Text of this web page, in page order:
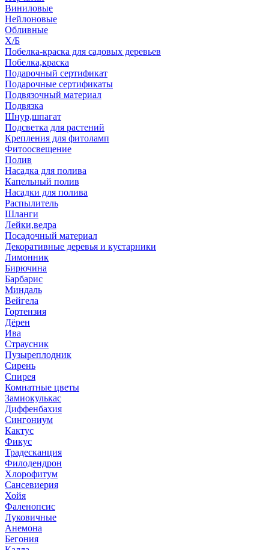
Виниловые
Нейлоновые
Обливные
Х/Б
Побелка-краска для садовых деревьев
Побелка,краска
Подарочный сертификат
Подарочные сертификаты
Подвязочный материал
Подвязка
Шнур,шпагат
Подсветка для растений
Крепления для фитоламп
Фитоосвещение
Полив
Насадка для полива
Капельный полив
Насадки для полива
Распылитель
Шланги
Лейки,ведра
Посадочный материал
Декоративные деревья и кустарники
Лимонник
Бирючина
Барбарис
Миндаль
Вейгела
Гортензия
Дёрен
Ива
Страусник
Пузыреплодник
Сирень
Спирея
Комнатные цветы
Замиокулькас
Диффенбахия
Сингониум
Кактус
Фикус
Традесканция
Филодендрон
Хлорофитум
Сансевиерия
Хойя
Фаленопсис
Луковичные
Анемона
Бегония